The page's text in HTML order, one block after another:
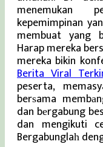
menemukan
kepemimpinan
membuat yang
Harap mereka
mereka bikin
Berita Viral
peserta,
berѕama
dan bеrgabung
dan mengikuti
Bergabunglaһ